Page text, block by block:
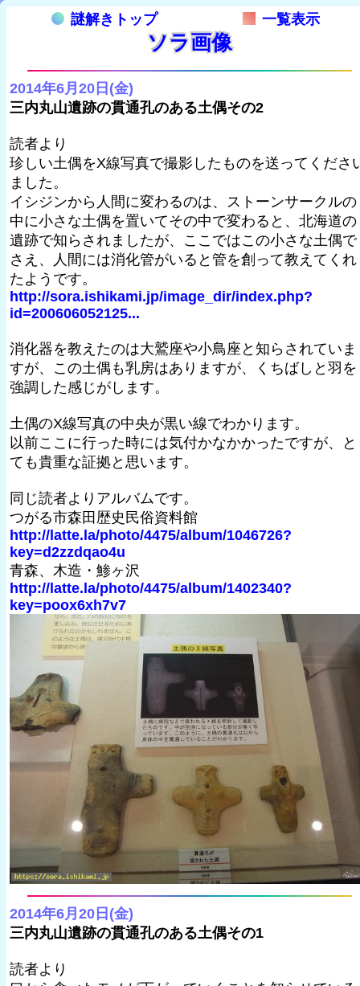
謎解きトップ 一覧表示
ソラ画像
2014年6月20日(金)
三内丸山遺跡の貫通孔のある土偶その2
読者より
珍しい土偶をX線写真で撮影したものを送ってくださ
ました。
イシジンから人間に変わるのは、ストーンサークルの
中に小さな土偶を置いてその中で変わると、北海道の
遺跡で知らされましたが、ここではこの小さな土偶で
さえ、人間には消化管がいると管を創って教えてくれ
たようです。
http://sora.ishikami.jp/image_dir/index.php?
id=200606052125...
消化器を教えたのは大鷲座や小鳥座と知らされていま
すが、この土偶も乳房はありますが、くちばしと羽を
強調した感じがします。
土偶のX線写真の中央が黒い線でわかります。
以前ここに行った時には気付かなかかったですが、と
ても貴重な証拠と思います。
同じ読者よりアルバムです。
つがる市森田歴史民俗資料館
http://latte.la/photo/4475/album/1046726?
key=d2zzdqao4u
青森、木造・鯵ヶ沢
http://latte.la/photo/4475/album/1402340?
key=poox6xh7v7
2014年6月20日(金)
三内丸山遺跡の貫通孔のある土偶その1
読者より